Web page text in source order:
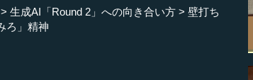
生成AI「Round 2」への向き合い方
壁打ち
ろ」精神